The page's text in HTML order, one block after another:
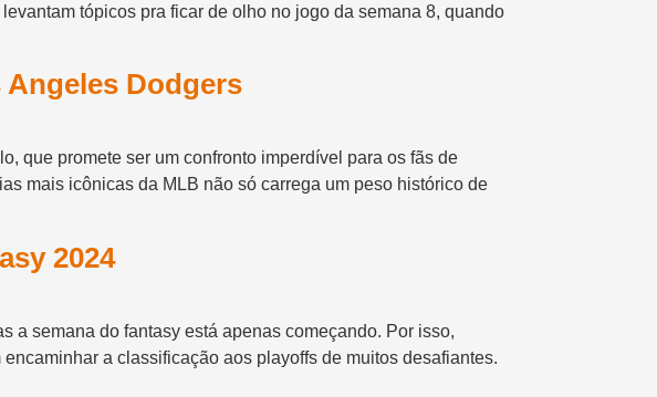
tópicos pra ficar de olho no jogo da semana 8, quando
Angeles Dodgers
que promete ser um confronto imperdível para os fãs de
mais icônicas da MLB não só carrega um peso histórico de
2024
a semana do fantasy está apenas começando. Por isso,
a classificação aos playoffs de muitos desafiantes.